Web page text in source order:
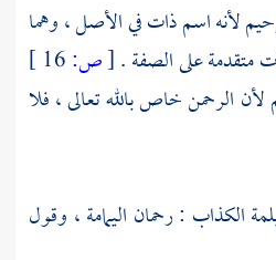
لأنه اسم ذات في الأصل ، وهما
متقدمة على الصفة .[ص:
لأن الرحمن خاص بالله تعالى ، فلا
الكذاب : رحمان اليمامة، وقول